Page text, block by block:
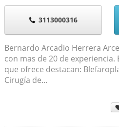
3113000316
Bernardo Arcadio Herrera
con mas de 20 de
que ofrece destacan:
Cirugía de...